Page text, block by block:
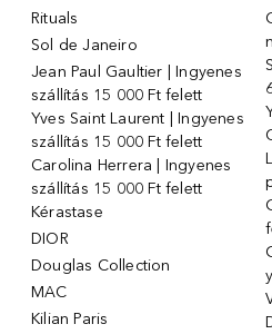
Rituals
Sol de Janeiro
Jean Paul Gaultier | Ingyenes
szállítás 15 000 Ft felett
Yves Saint Laurent | Ingyenes
szállítás 15 000 Ft felett
Carolina Herrera | Ingyenes
szállítás 15 000 Ft felett
Kérastase
DIOR
Douglas Collection
MAC
Kilian Paris